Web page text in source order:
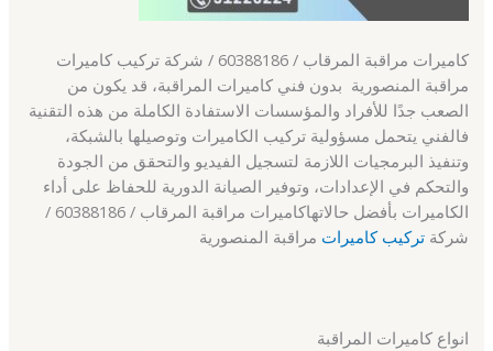
كاميرات مراقبة المرقاب / 60388186 / شركة تركيب كاميرات
مراقبة المنصورية بدون فني كاميرات المراقبة، قد يكون من
الصعب جدًا للأفراد والمؤسسات الاستفادة الكاملة من هذه التقنية
فالفني يتحمل مسؤولية تركيب الكاميرات وتوصيلها بالشبكة،
وتنفيذ البرمجيات اللازمة لتسجيل الفيديو والتحقق من الجودة
والتحكم في الإعدادات، وتوفير الصيانة الدورية للحفاظ على أداء
الكاميرات بأفضل حالاتهاكاميرات مراقبة المرقاب / 60388186 /
شركةتركيب كاميرات مراقبة المنصورية
انواع كاميرات المراقبة